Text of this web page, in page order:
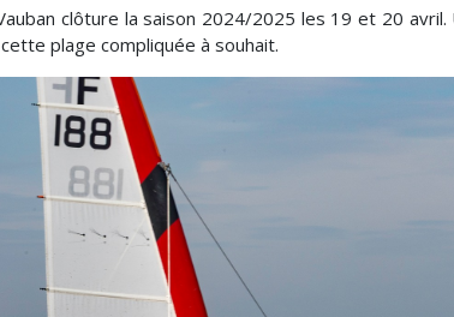
clôture la saison 2024/2025 les 19 et 20
plage compliquée à souhait.